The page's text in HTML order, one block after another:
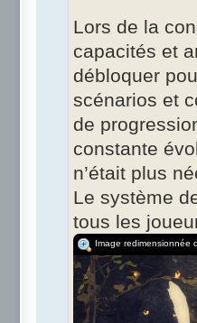
Lors de la
capacités et
débloquer
scénarios et
de
constante
n’était plus
Le système
tous les
Image redimensionnée